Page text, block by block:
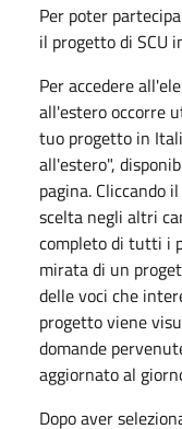
Per poter
il progetto di SCU
Per accedere
all'estero occorre
tuo progetto in
all'estero",
pagina. Cliccando
scelta negli altri
completo di tutti i
mirata di un
delle voci che
progetto viene
domande
aggiornato al
Dopo aver